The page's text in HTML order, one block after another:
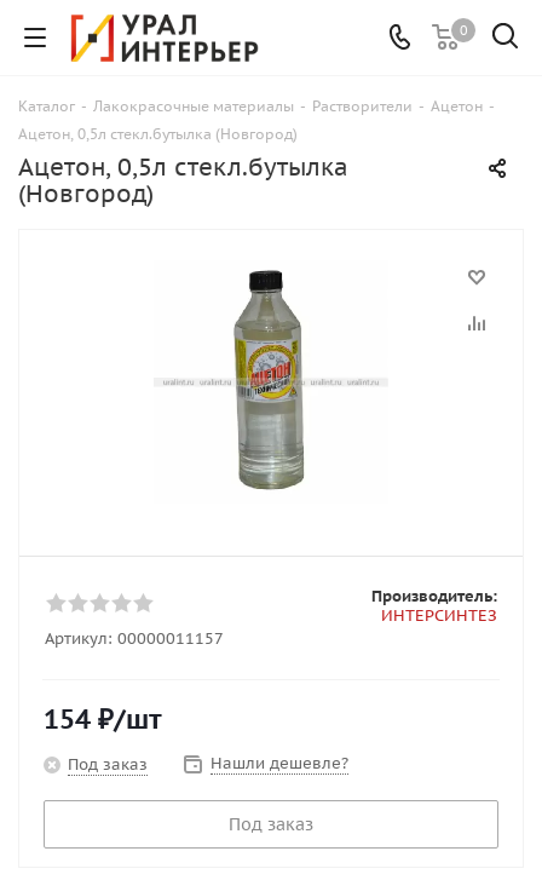
0
Каталог - Лакокрасочные материалы - Растворители - Ацетон -
Ацетон, 0,5л стекл.бутылка (Новгород)
Ацетон, 0,5л стекл.бутылка
(Новгород)
Артикул: 00000011157
Производитель:
ИНТЕРСИНТЕЗ
154 ₽/шт
Под заказ Нашли дешевле?
Под заказ